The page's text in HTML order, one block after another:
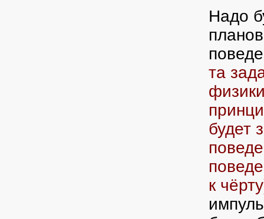
Надо
та
будет
к